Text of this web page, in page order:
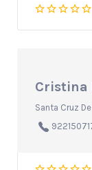
Cristina
Santa Cruz